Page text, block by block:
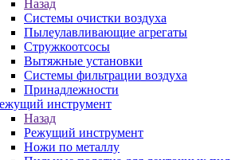
Назад
Системы очистки воздуха
Пылеулавливающие агрегаты
Стружкоотсосы
Вытяжные установки
Системы фильтрации воздуха
Принадлежности
инструмент
Назад
Режущий инструмент
Ножи по металлу